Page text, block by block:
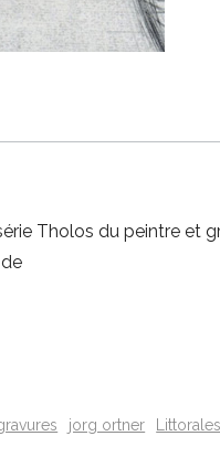
Tholos du peintre et
jorg ortner Littorales